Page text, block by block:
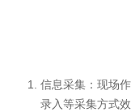
信息采集：现场
录入等采集方式